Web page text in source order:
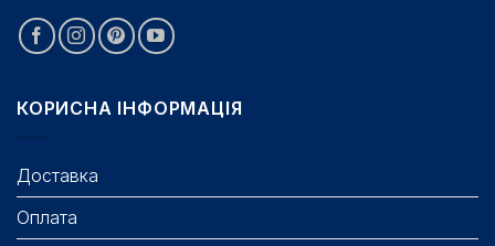
КОРИСНА ІНФОРМАЦІЯ
Доставка
Оплата